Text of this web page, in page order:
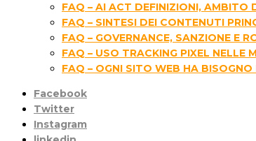
FAQ – AI ACT DEFINIZIONI, AMBITO
FAQ – SINTESI DEI CONTENUTI
FAQ – GOVERNANCE, SANZIONE E
FAQ – USO TRACKING PIXEL NELLE
FAQ – OGNI SITO WEB HA
Facebook
Twitter
Instagram